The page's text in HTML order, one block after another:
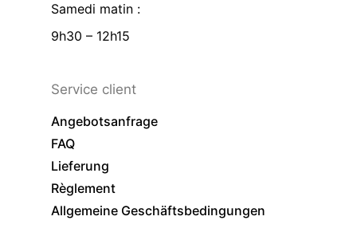
Samedi matin :
9h30 – 12h15
Service client
Angebotsanfrage
FAQ
Lieferung
Règlement
Allgemeine Geschäftsbedingungen